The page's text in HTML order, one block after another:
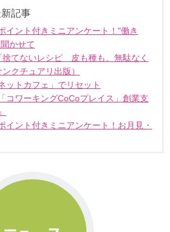
記事
イント付きミニアンケート！"働き
かせて
捨てないレシピ 皮も種も、無駄なく
クチュアリ出版）
ットカフェ」でリセット
コワーキングCoCoプレイス」創業支
イント付きミニアンケート！お月見・